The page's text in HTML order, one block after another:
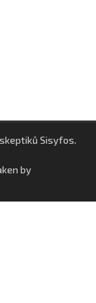
Sisyfos.
by